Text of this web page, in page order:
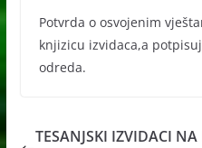
Potvrda o osvojenim
knjizicu izvidaca,a
odreda.
TESANJSKI IZVIDACI